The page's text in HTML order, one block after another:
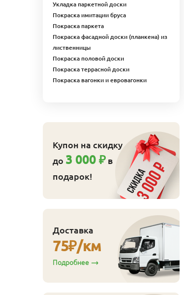
№ 5 100 шт/
Кляймер № 4
усиленный 150 шт/уп
Укладка паркетной доски
Покраска имитации бруса
Покраска паркета
Покраска фасадной доски (планкена) из
лиственницы
Покраска половой доски
Покраска террасной доски
Покраска вагонки и евровагонки
Купон на скидку
до 3 000 ₽ в
подарок!
Доставка
75₽/км
Подробнее